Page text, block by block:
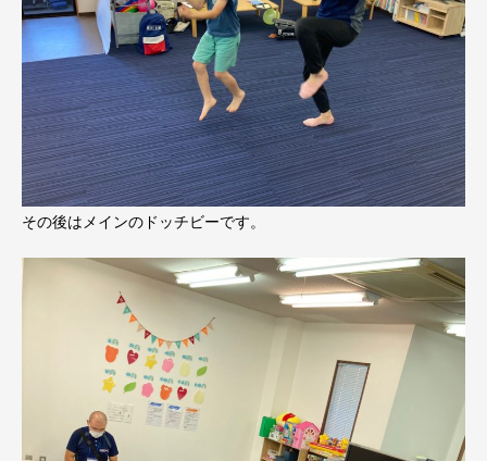
その後はメインのドッチビーです。